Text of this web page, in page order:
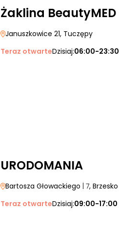
Żaklina BeautyMED
Januszkowice 21, Tuczępy
Teraz otwarteDzisiaj:06:00-23:30
URODOMANIA
Bartosza Głowackiego | 7, Brzesko
Teraz otwarteDzisiaj:09:00-17:00